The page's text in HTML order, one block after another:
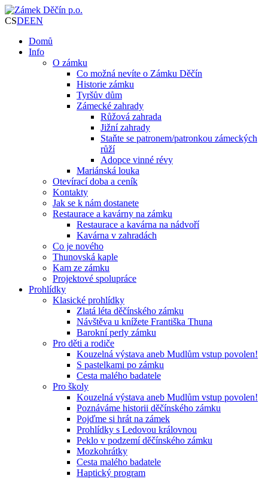
CSDEEN
Domů
Info
O zámku
Co možná nevíte o Zámku Děčín
Historie zámku
Tyršův dům
Zámecké zahrady
Růžová zahrada
Jižní zahrady
Staňte se patronem/patronkou zámeckých
růží
Adopce vinné révy
Mariánská louka
Otevírací doba a ceník
Kontakty
Jak se k nám dostanete
Restaurace a kavárny na zámku
Restaurace a kavárna na nádvoří
Kavárna v zahradách
Co je nového
Thunovská kaple
Kam ze zámku
Projektové spolupráce
Prohlídky
Klasické prohlídky
Zlatá léta děčínského zámku
Návštěva u knížete Františka Thuna
Barokní perly zámku
Pro děti a rodiče
Kouzelná výstava aneb Mudlům vstup povolen!
S pastelkami po zámku
Cesta malého badatele
Pro školy
Kouzelná výstava aneb Mudlům vstup povolen!
Poznáváme historii děčínského zámku
Pojďme si hrát na zámek
Prohlídky s Ledovou královnou
Peklo v podzemí děčínského zámku
Mozkohrátky
Cesta malého badatele
Haptický program